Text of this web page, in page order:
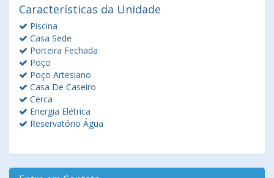
Características da Unidade
Piscina
Casa Sede
Porteira Fechada
Poço
Poço Artesiano
Casa De Caseiro
Cerca
Energia Elétrica
Reservatório Água